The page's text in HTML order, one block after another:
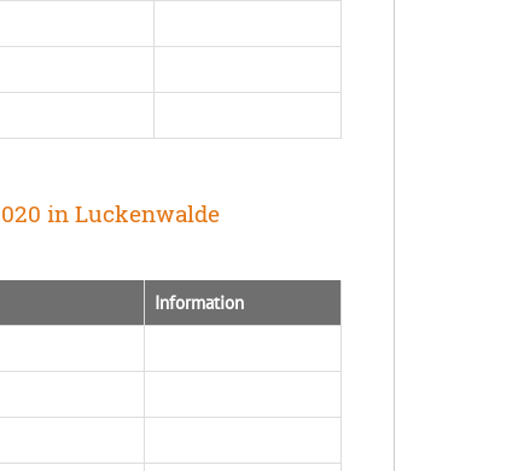
in Luckenwalde
Information